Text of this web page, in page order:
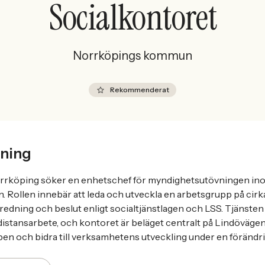
Socialkontoret
Norrköpings kommun
Rekommenderat
söker en enhetschef för myndighetsutövningen
Rollen innebär att leda och utveckla en arbetsgrupp på
och beslut enligt socialtjänstlagen och LSS.
och kontoret är beläget centralt på
och bidra till verksamhetens utveckling under en